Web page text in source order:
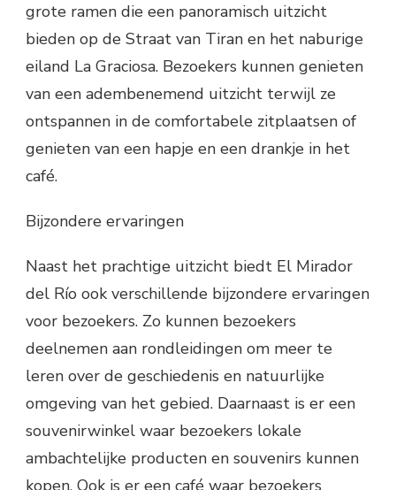
grote ramen die een panoramisch uitzicht
bieden op de Straat van Tiran en het naburige
eiland La Graciosa. Bezoekers kunnen genieten
van een adembenemend uitzicht terwijl ze
ontspannen in de comfortabele zitplaatsen of
genieten van een hapje en een drankje in het
café.
Bijzondere ervaringen
Naast het prachtige uitzicht biedt El Mirador
del Río ook verschillende bijzondere ervaringen
voor bezoekers. Zo kunnen bezoekers
deelnemen aan rondleidingen om meer te
leren over de geschiedenis en natuurlijke
omgeving van het gebied. Daarnaast is er een
souvenirwinkel waar bezoekers lokale
ambachtelijke producten en souvenirs kunnen
kopen. Ook is er een café waar bezoekers